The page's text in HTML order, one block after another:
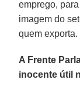
emprego,
imagem do
quem exporta.
A Frente
inocente útil